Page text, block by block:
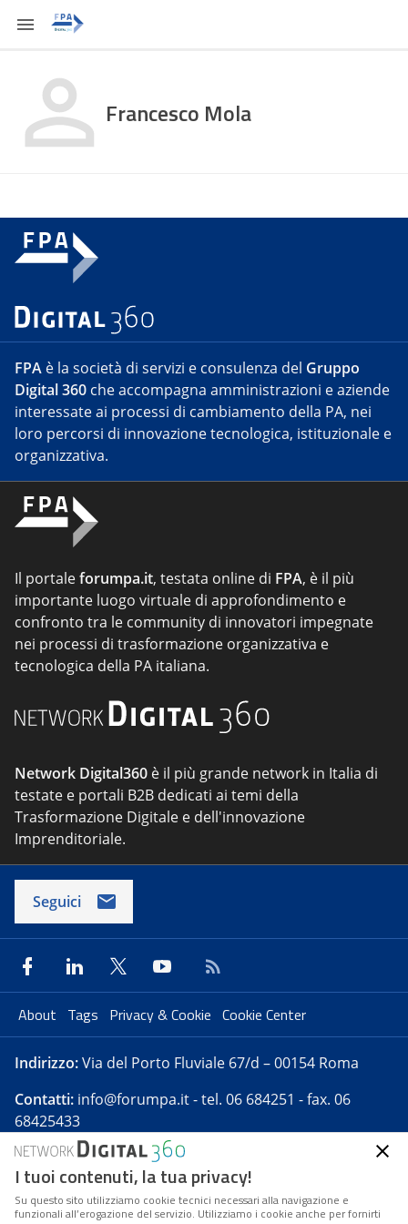
Francesco Mola
FPA è la società di servizi e consulenza del Gruppo
Digital 360 che accompagna amministrazioni e aziende
interessate ai processi di cambiamento della PA, nei
loro percorsi di innovazione tecnologica, istituzionale e
organizzativa.
Il portaleforumpa.it, testata online di FPA, è il più
importante luogo virtuale di approfondimento e
confronto tra le community di innovatori impegnate
nei processi di trasformazione organizzativa e
tecnologica della PA italiana.
Network Digital360 è il più grande network in Italia di
testate e portali B2B dedicati ai temi della
Trasformazione Digitale e dell'innovazione
Imprenditoriale.
Seguici
About Tags Privacy & Cookie Cookie Center
Indirizzo:Via del Porto Fluviale 67/d – 00154 Roma
Contatti: info@forumpa.it- tel. 06 684251 - fax. 06
68425433
Forumpa.itè una pubblicazione telematica iscritta
presso Registro della stampa del Tribunale di Roma -
Reg. n. 182 del 2 maggio 2008 - Direttore resp. Michela
I tuoi contenuti, la tua privacy!
Su questo sito utilizziamo cookie tecnici necessari alla navigazione e
funzionali all’erogazione del servizio. Utilizziamo i cookie anche per fornirti